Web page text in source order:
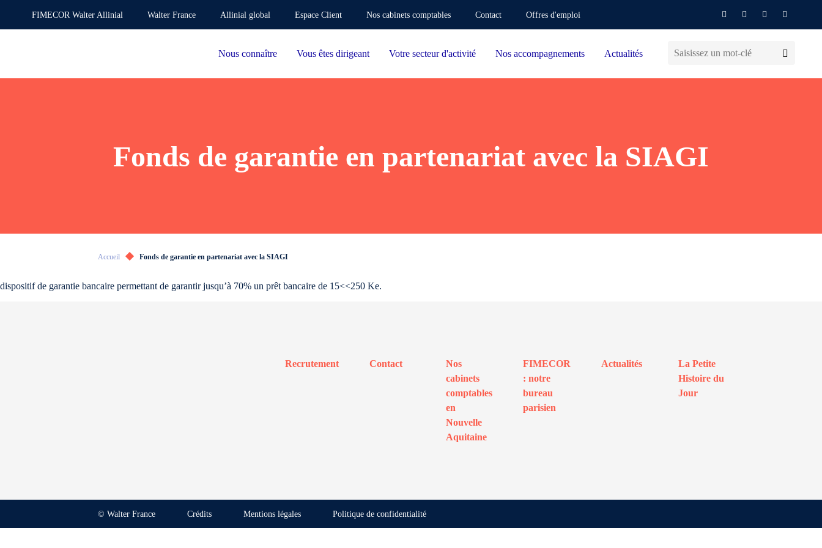
FIMECOR Walter Allinial Walter France Allinial global Espace Client Nos cabinets comptables Contact Offres d'emploi
Nous connaître Vous êtes dirigeant Votre secteur d'activité Nos accompagnements Actualités
Fonds de garantie en partenariat avec la SIAGI
Accueil Fonds de garantie en partenariat avec la SIAGI
dispositif de garantie bancaire permettant de garantir jusqu’à 70% un prêt bancaire de 15<<250 Ke.
Recrutement Contact
Nos
cabinets
comptables
en
Nouvelle
Aquitaine
FIMECOR
: notre
bureau
parisien
Actualités
La Petite
Histoire du
Jour
© Walter France Crédits Mentions légales Politique de confidentialité